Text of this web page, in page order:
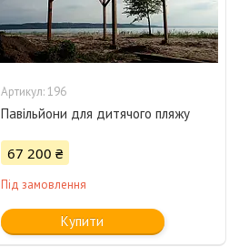
196
Павільйони для дитячого пляжу
67 200 ₴
Під замовлення
Купити